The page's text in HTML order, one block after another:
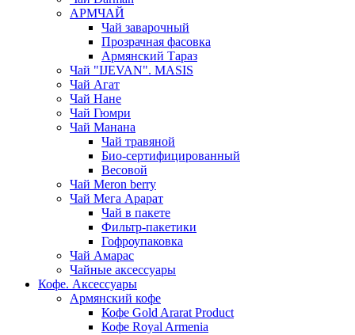
АРМЧАЙ
Чай заварочный
Прозрачная фасовка
Армянский Тараз
Чай "IJEVAN". MASIS
Чай Агат
Чай Нане
Чай Гюмри
Чай Манана
Чай травяной
Био-сертифицированный
Весовой
Чай Meron berry
Чай Мега Арарат
Чай в пакете
Фильтр-пакетики
Гофроупаковка
Чай Амарас
Чайные аксессуары
Кофе. Аксессуары
Армянский кофе
Кофе Gold Ararat Product
Кофе Royal Armenia